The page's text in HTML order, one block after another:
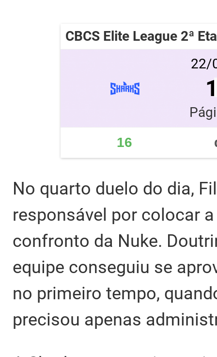
CBCS Elite League 2ª
22/
16
No quarto duelo do dia,
responsável por colocar
confronto da Nuke.
equipe conseguiu se
no primeiro tempo,
precisou apenas